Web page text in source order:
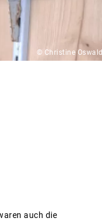
© Christine Oswald
auch die